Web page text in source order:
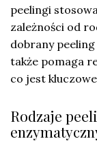
peelingi
zależności od
dobrany
także pomaga
co jest
Rodzaje